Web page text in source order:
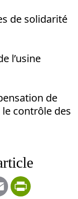
de solidarité
l’usine
de
le contrôle des
Email